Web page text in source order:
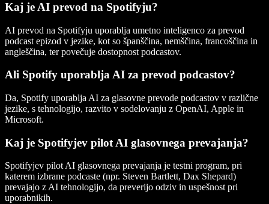
Kaj je AI prevod na Spotifyju?
AI prevod na Spotifyju uporablja umetno inteligenco za prevod
podcast epizod v jezike, kot so španščina, nemščina, francoščina in
angleščina, ter povečuje dostopnost podcastov.
Ali Spotify uporablja AI za prevod podcastov?
Da, Spotify uporablja AI za glasovne prevode podcastov v različne
jezike, s tehnologijo, razvito v sodelovanju z OpenAI, Apple in
Microsoft.
Kaj je Spotifyjev pilot AI glasovnega prevajanja?
Spotifyjev pilot AI glasovnega prevajanja je testni program, pri
katerem izbrane podcaste (npr. Steven Bartlett, Dax Shepard)
prevajajo z AI tehnologijo, da preverijo odziv in uspešnost pri
uporabnikih.